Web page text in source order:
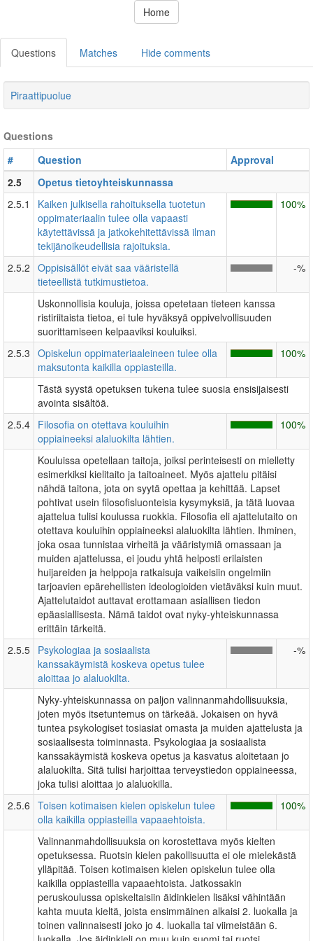
Home
Questions Matches Hide comments
Piraattipuolue
Questions
#
Question
Approval
2.5
Opetus tietoyhteiskunnassa
2.5.1
Kaiken julkisella rahoituksella tuotetun
oppimateriaalin tulee olla vapaasti
käytettävissä ja jatkokehitettävissä ilman
tekijänoikeudellisia rajoituksia.
100%
2.5.2 Oppisisällöt eivät saa vääristellä
tieteellistä tutkimustietoa.
-%
Uskonnollisia kouluja, joissa opetetaan tieteen kanssa
ristiriitaista tietoa, ei tule hyväksyä oppivelvollisuuden
suorittamiseen kelpaaviksi kouluiksi.
2.5.3 Opiskelun oppimateriaaleineen tulee olla
maksutonta kaikilla oppiasteilla.
100%
Tästä syystä opetuksen tukena tulee suosia ensisijaisesti
avointa sisältöä.
2.5.4 Filosofia on otettava kouluihin
oppiaineeksi alaluokilta lähtien.
100%
Kouluissa opetellaan taitoja, joiksi perinteisesti on mielletty
esimerkiksi kielitaito ja taitoaineet. Myös ajattelu pitäisi
nähdä taitona, jota on syytä opettaa ja kehittää. Lapset
pohtivat usein filosofisluonteisia kysymyksiä, ja tätä luovaa
ajattelua tulisi koulussa ruokkia. Filosofia eli ajattelutaito on
otettava kouluihin oppiaineeksi alaluokilta lähtien. Ihminen,
joka osaa tunnistaa virheitä ja vääristymiä omassaan ja
muiden ajattelussa, ei joudu yhtä helposti erilaisten
huijareiden ja helppoja ratkaisuja vaikeisiin ongelmiin
tarjoavien epärehellisten ideologioiden vietäväksi kuin muut.
Ajattelutaidot auttavat erottamaan asiallisen tiedon
epäasiallisesta. Nämä taidot ovat nyky-yhteiskunnassa
erittäin tärkeitä.
2.5.5 Psykologiaa ja sosiaalista
kanssakäymistä koskeva opetus tulee
aloittaa jo alaluokilta.
-%
Nyky-yhteiskunnassa on paljon valinnanmahdollisuuksia,
joten myös itsetuntemus on tärkeää. Jokaisen on hyvä
tuntea psykologiset tosiasiat omasta ja muiden ajattelusta ja
sosiaalisesta toiminnasta. Psykologiaa ja sosiaalista
kanssakäymistä koskeva opetus ja kasvatus aloitetaan jo
alaluokilta. Sitä tulisi harjoittaa terveystiedon oppiaineessa,
joka tulisi aloittaa jo alaluokilla.
2.5.6 Toisen kotimaisen kielen opiskelun tulee
olla kaikilla oppiasteilla vapaaehtoista.
100%
Valinnanmahdollisuuksia on korostettava myös kielten
opetuksessa. Ruotsin kielen pakollisuutta ei ole mielekästä
ylläpitää. Toisen kotimaisen kielen opiskelun tulee olla
kaikilla oppiasteilla vapaaehtoista. Jatkossakin
peruskoulussa opiskeltaisiin äidinkielen lisäksi vähintään
kahta muuta kieltä, joista ensimmäinen alkaisi 2. luokalla ja
toinen valinnaisesti joko jo 4. luokalla tai viimeistään 6.